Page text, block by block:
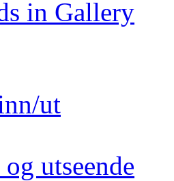
in Gallery
ut
utseende